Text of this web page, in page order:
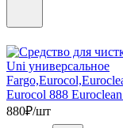
Eurocol 888
880₽/шт